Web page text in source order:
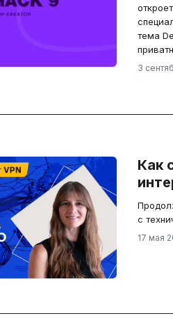
тема
3
Как
с
17 мая